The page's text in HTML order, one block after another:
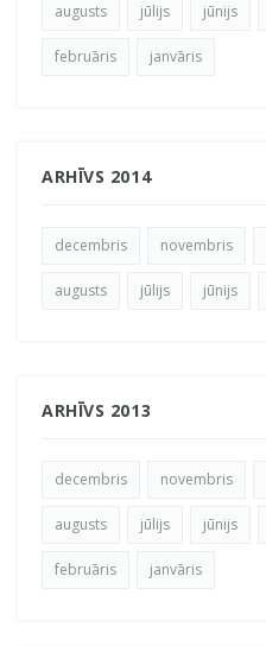
augusts jūlijs jūnijs
februāris janvāris
ARHĪVS 2014
decembris novembris
augusts jūlijs jūnijs
ARHĪVS 2013
decembris novembris
augusts jūlijs jūnijs
februāris janvāris